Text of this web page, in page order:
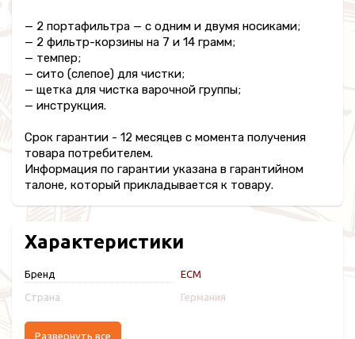
— 2 портафильтра — с одним и двумя носиками;
— 2 фильтр-корзины на 7 и 14 грамм;
— темпер;
— сито (слепое) для чистки;
— щетка для чистка варочной группы;
— инструкция.
Срок гарантии - 12 месяцев с момента получения
товара потребителем.
Информация по гарантии указана в гарантийном
талоне, который прикладывается к товару.
Характеристики
Бренд ECM
Страна Германия
Развернуть все